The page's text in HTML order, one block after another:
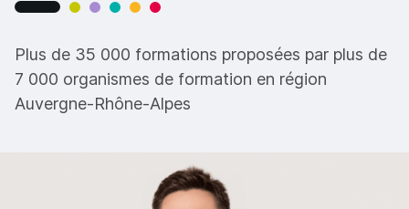
Plus de 35 000 formations proposées par plus de
7 000 organismes de formation en région
Auvergne-Rhône-Alpes